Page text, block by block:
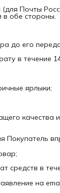
(для Почты
в обе стороны.
до его
в течение
ярлыки;
качества
Покупатель
средств в
на